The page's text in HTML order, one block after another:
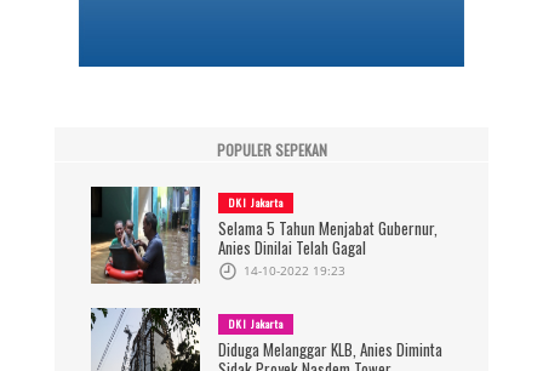
POPULER SEPEKAN
DKI Jakarta
Selama 5 Tahun Menjabat Gubernur,
Anies Dinilai Telah Gagal
14-10-2022 19:23
DKI Jakarta
Diduga Melanggar KLB, Anies Diminta